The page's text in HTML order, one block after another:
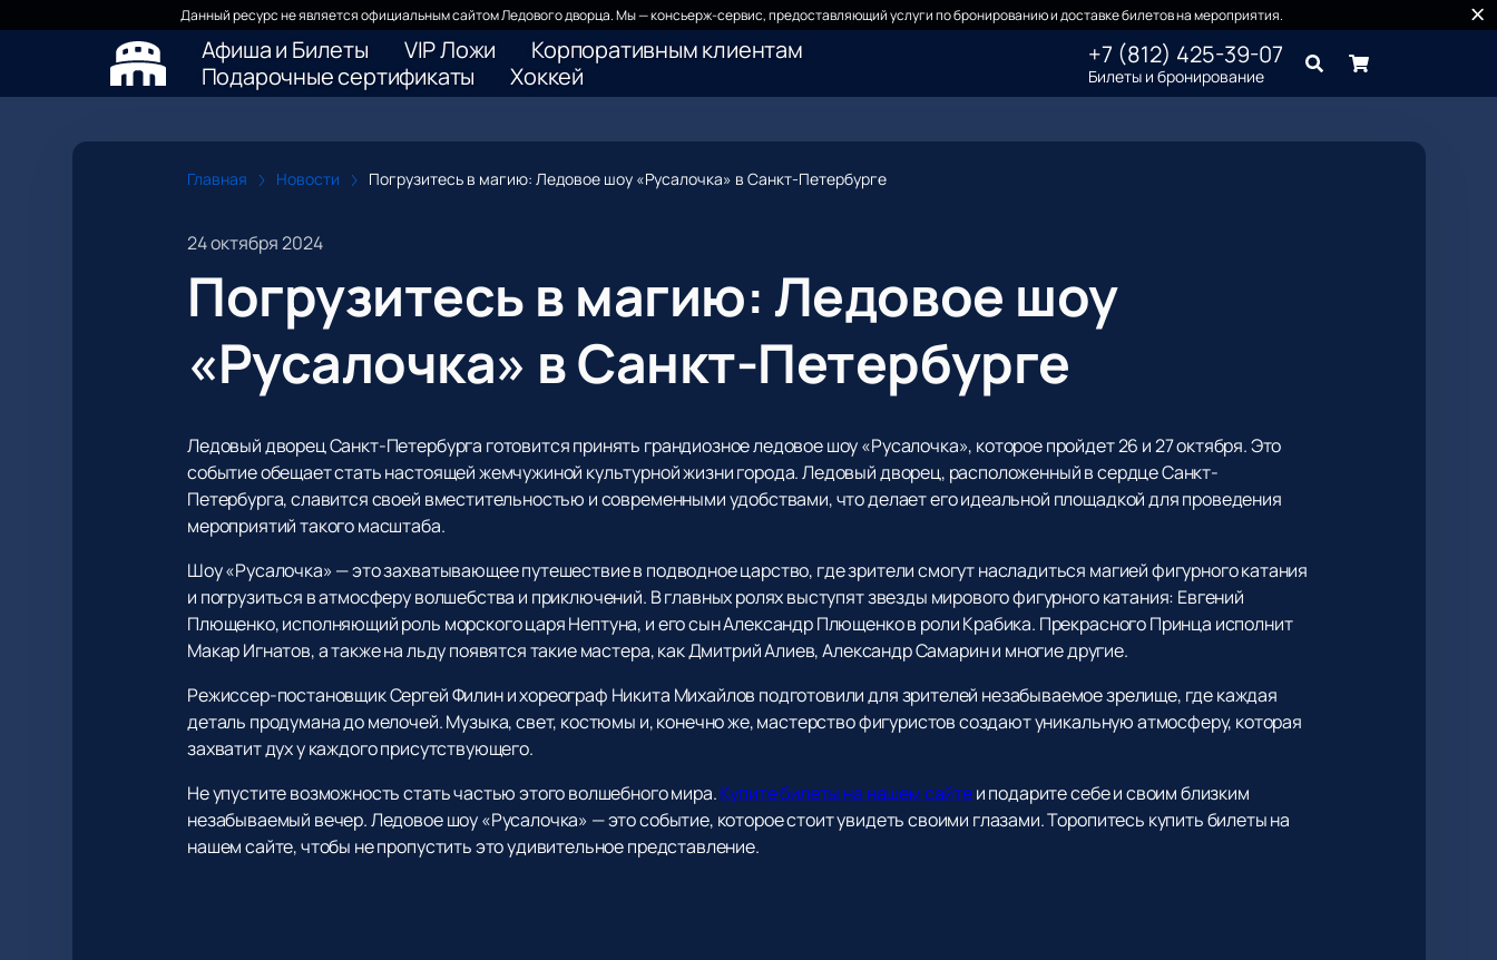
Данный ресурс не является официальным сайтом Ледового дворца. Мы — консьерж-сервис, предоставляющий услуги по бронированию и доставке билетов на мероприятия.
Афиша и Билеты VIP Ложи
Корпоративным клиентам
Подарочные сертификаты
Хоккей
+7 (812) 425-39-07
Билеты и бронирование
Главная Новости Погрузитесь в магию: Ледовое шоу «Русалочка» в Санкт-Петербурге
24 октября 2024
Погрузитесь в магию: Ледовое шоу
«Русалочка» в Санкт-Петербурге
Ледовый дворец Санкт-Петербурга готовится принять грандиозное ледовое шоу «Русалочка», которое пройдет 26 и 27 октября. Это
событие обещает стать настоящей жемчужиной культурной жизни города. Ледовый дворец, расположенный в сердце Санкт-
Петербурга, славится своей вместительностью и современными удобствами, что делает его идеальной площадкой для проведения
мероприятий такого масштаба.
Шоу «Русалочка» — это захватывающее путешествие в подводное царство, где зрители смогут насладиться магией фигурного катания
и погрузиться в атмосферу волшебства и приключений. В главных ролях выступят звезды мирового фигурного катания: Евгений
Плющенко, исполняющий роль морского царя Нептуна, и его сын Александр Плющенко в роли Крабика. Прекрасного Принца исполнит
Макар Игнатов, а также на льду появятся такие мастера, как Дмитрий Алиев, Александр Самарин и многие другие.
Режиссер-постановщик Сергей Филин и хореограф Никита Михайлов подготовили для зрителей незабываемое зрелище, где каждая
деталь продумана до мелочей. Музыка, свет, костюмы и, конечно же, мастерство фигуристов создают уникальную атмосферу, которая
захватит дух у каждого присутствующего.
Не упустите возможность стать частью этого волшебного мира.Купите билеты на нашем сайтеи подарите себе и своим близким
незабываемый вечер. Ледовое шоу «Русалочка» — это событие, которое стоит увидеть своими глазами. Торопитесь купить билеты на
нашем сайте, чтобы не пропустить это удивительное представление.